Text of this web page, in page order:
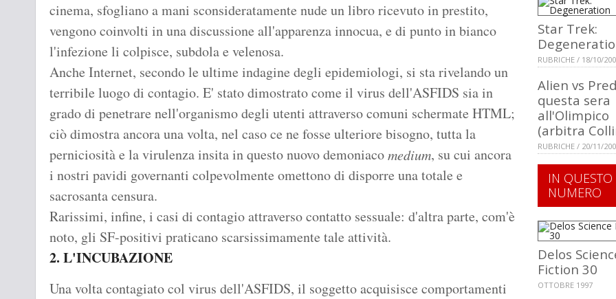
cinema, sfogliano a mani sconsideratamente nude un libro ricevuto in prestito,
vengono coinvolti in una discussione all'apparenza innocua, e di punto in bianco
l'infezione li colpisce, subdola e velenosa.
Anche Internet, secondo le ultime indagine degli epidemiologi, si sta rivelando un
terribile luogo di contagio. E' stato dimostrato come il virus dell'ASFIDS sia in
grado di penetrare nell'organismo degli utenti attraverso comuni schermate HTML;
ciò dimostra ancora una volta, nel caso ce ne fosse ulteriore bisogno, tutta la
perniciosità e la virulenza insita in questo nuovo demoniacomedium, su cui ancora
i nostri pavidi governanti colpevolmente omettono di disporre una totale e
sacrosanta censura.
Rarissimi, infine, i casi di contagio attraverso contatto sessuale: d'altra parte, com'è
noto, gli SF-positivi praticano scarsissimamente tale attività.
2. L'INCUBAZIONE
Una volta contagiato col virus dell'ASFIDS, il soggetto acquisisce comportamenti
Star Trek:
RUBRICHE / 18/10/
Alien vs
questa sera
all'Olimpico
(arbitra
RUBRICHE / 20/11/
IN QUESTO
NUMERO
Delos
Fiction 30
OTTOBRE 1997